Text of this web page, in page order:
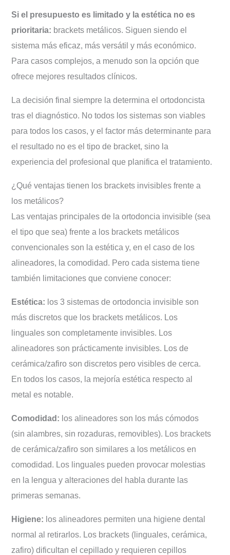
Si el presupuesto es limitado y la estética no es
prioritaria: brackets metálicos. Siguen siendo el
sistema más eficaz, más versátil y más económico.
Para casos complejos, a menudo son la opción que
ofrece mejores resultados clínicos.
La decisión final siempre la determina el ortodoncista
tras el diagnóstico. No todos los sistemas son viables
para todos los casos, y el factor más determinante para
el resultado no es el tipo de bracket, sino la
experiencia del profesional que planifica el tratamiento.
¿Qué ventajas tienen los brackets invisibles frente a
los metálicos?
Las ventajas principales de la ortodoncia invisible (sea
el tipo que sea) frente a los brackets metálicos
convencionales son la estética y, en el caso de los
alineadores, la comodidad. Pero cada sistema tiene
también limitaciones que conviene conocer:
Estética: los 3 sistemas de ortodoncia invisible son
más discretos que los brackets metálicos. Los
linguales son completamente invisibles. Los
alineadores son prácticamente invisibles. Los de
cerámica/zafiro son discretos pero visibles de cerca.
En todos los casos, la mejoría estética respecto al
metal es notable.
Comodidad: los alineadores son los más cómodos
(sin alambres, sin rozaduras, removibles). Los brackets
de cerámica/zafiro son similares a los metálicos en
comodidad. Los linguales pueden provocar molestias
en la lengua y alteraciones del habla durante las
primeras semanas.
Higiene: los alineadores permiten una higiene dental
normal al retirarlos. Los brackets (linguales, cerámica,
zafiro) dificultan el cepillado y requieren cepillos